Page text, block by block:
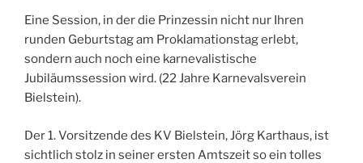
Eine Session, in der die Prinzessin nicht nur Ihren
runden Geburtstag am Proklamationstag erlebt,
sondern auch noch eine karnevalistische
Jubiläumssession wird. (22 Jahre Karnevalsverein
Bielstein).
Der 1. Vorsitzende des KV Bielstein, Jörg Karthaus, ist
sichtlich stolz in seiner ersten Amtszeit so ein tolles